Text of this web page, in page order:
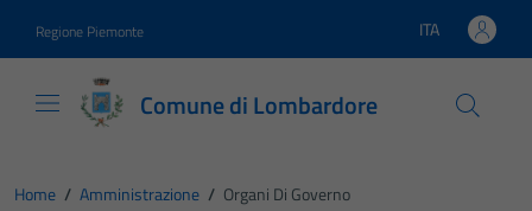
Regione Piemonte Lingua attiva:
ITA
Comune di Lombardore
Home / Amministrazione / Organi Di Governo